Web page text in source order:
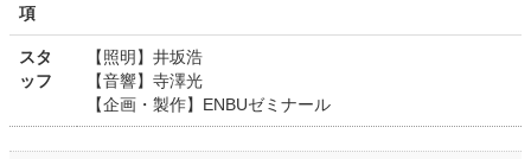
項
スタ
ッフ
【照明】井坂浩
【音響】寺澤光
【企画・製作】ENBUゼミナール